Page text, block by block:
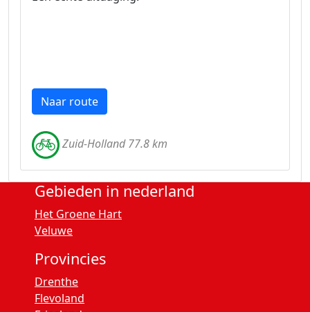
Naar route
Zuid-Holland 77.8 km
Gebieden in nederland
Het Groene Hart
Veluwe
Provincies
Drenthe
Flevoland